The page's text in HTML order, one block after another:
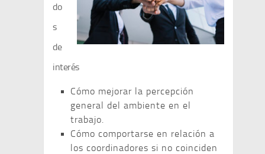
do
s
de
interés
Cómo mejorar la percepción
general del ambiente en el
trabajo.
Cómo comportarse en relación a
los coordinadores si no coinciden